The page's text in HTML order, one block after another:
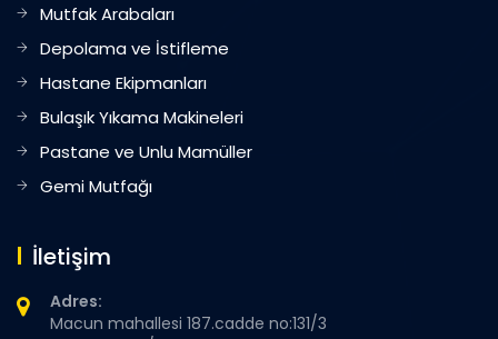
Mutfak Arabaları
Depolama ve İstifleme
Hastane Ekipmanları
Bulaşık Yıkama Makineleri
Pastane ve Unlu Mamüller
Gemi Mutfağı
İletişim
Adres:
Macun mahallesi 187.cadde no:131/3